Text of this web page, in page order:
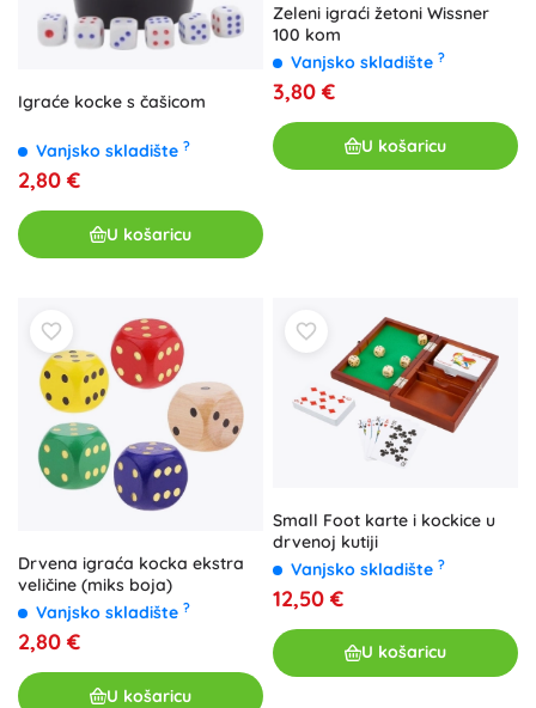
Igraće kocke s čašicom
Vanjsko skladište ?
2,80 €
U košaricu
Zeleni igraći žetoni Wissner
100 kom
Vanjsko skladište ?
3,80 €
U košaricu
Drvena igraća kocka ekstra
veličine (miks boja)
Vanjsko skladište ?
2,80 €
U košaricu
Small Foot karte i kockice u
drvenoj kutiji
Vanjsko skladište ?
12,50 €
U košaricu